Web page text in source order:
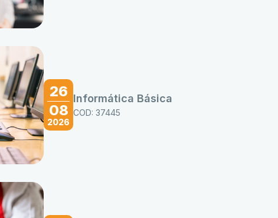
26
08
2026
Informática Básica
COD: 37445